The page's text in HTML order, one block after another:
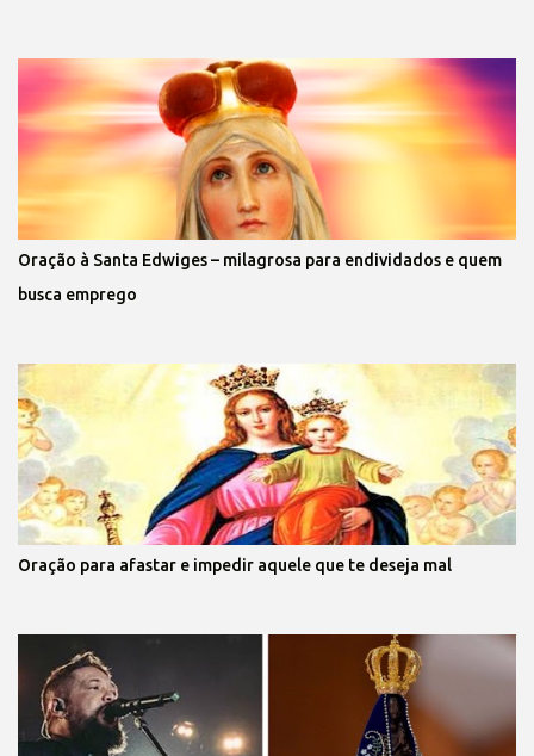
Oração à Santa Edwiges – milagrosa para endividados e quem
busca emprego
Oração para afastar e impedir aquele que te deseja mal